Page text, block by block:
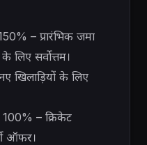
– प्रारंभिक जमा
सर्वोत्तम।
खिलाड़ियों के लिए
– क्रिकेट
ऑफर।